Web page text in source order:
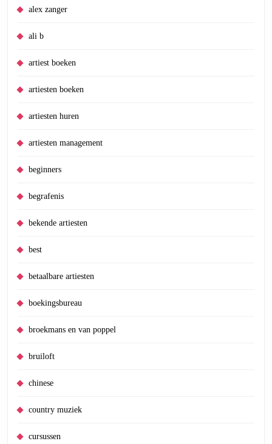
alex zanger
ali b
artiest boeken
artiesten boeken
artiesten huren
artiesten management
beginners
begrafenis
bekende artiesten
best
betaalbare artiesten
boekingsbureau
broekmans en van poppel
bruiloft
chinese
country muziek
cursussen